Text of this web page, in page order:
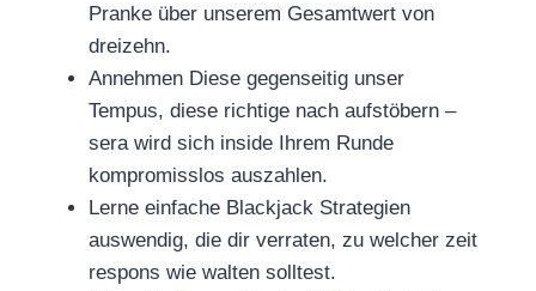
Pranke über unserem Gesamtwert von
dreizehn.
Annehmen Diese gegenseitig unser
Tempus, diese richtige nach aufstöbern –
sera wird sich inside Ihrem Runde
kompromisslos auszahlen.
Lerne einfache Blackjack Strategien
auswendig, die dir verraten, zu welcher zeit
respons wie walten solltest.